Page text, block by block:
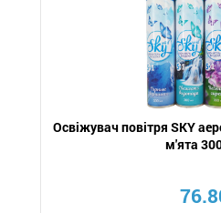
Освіжувач повітря SKY
м'ята